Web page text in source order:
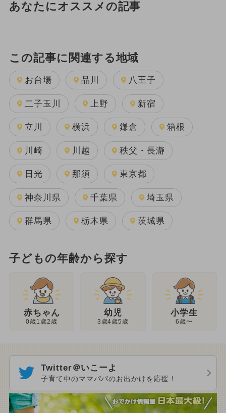
あなたにオススメの記事
この記事に関連する地域
お台場 品川 八王子
二子玉川 上野 新宿
立川 横浜 鎌倉 箱根
川崎 川越 秩父・長瀞
日光 那須 東京都
神奈川県 千葉県 埼玉県
群馬県 栃木県 茨城県
子どもの年齢から探す
赤ちゃん
0歳1歳2歳
幼児
3歳4歳5歳
小学生
6歳〜
Twitter＠いこーよ
子育て中のママパパのお出かけを応援！